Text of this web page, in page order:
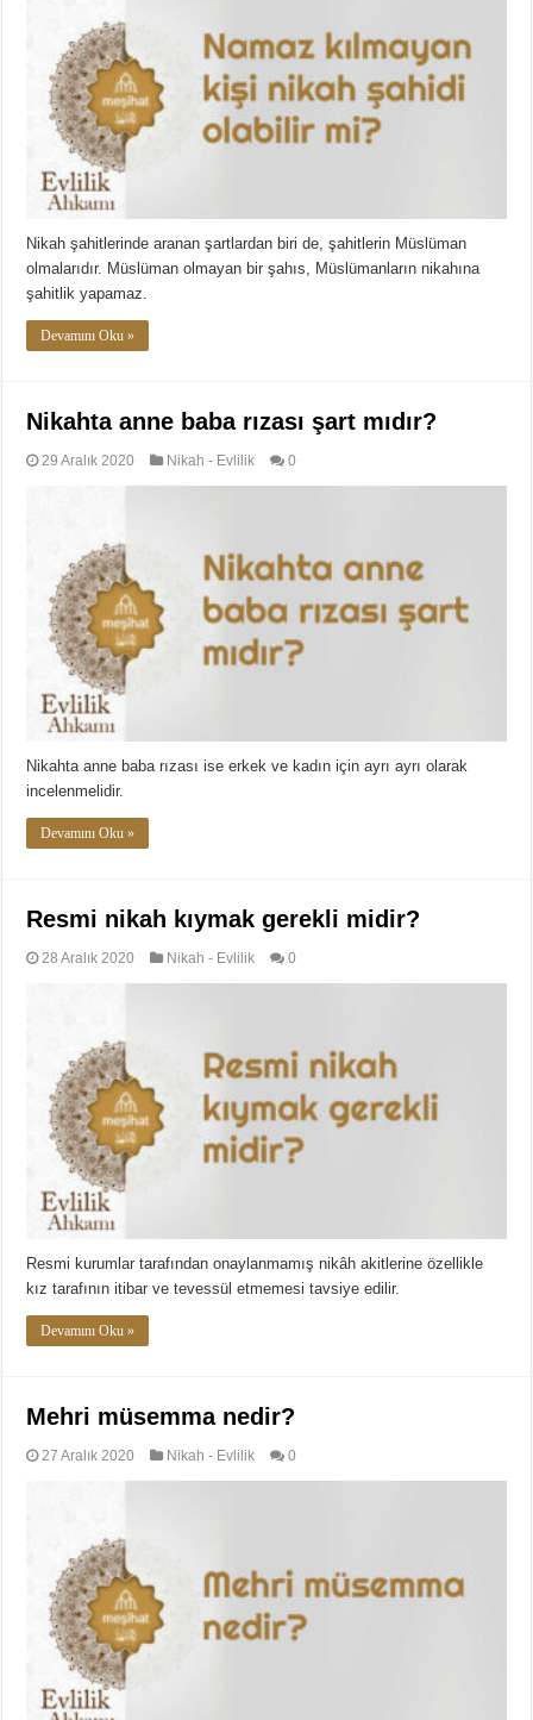
Nikah şahitlerinde aranan şartlardan biri de, şahitlerin Müslüman
olmalarıdır. Müslüman olmayan bir şahıs, Müslümanların nikahına
şahitlik yapamaz.
Devamını Oku »
Nikahta anne baba rızası şart mıdır?
29 Aralık 2020 Nikah - Evlilik 0
Nikahta anne baba rızası ise erkek ve kadın için ayrı ayrı olarak
incelenmelidir.
Devamını Oku »
Resmi nikah kıymak gerekli midir?
28 Aralık 2020 Nikah - Evlilik 0
Resmi kurumlar tarafından onaylanmamış nikâh akitlerine özellikle
kız tarafının itibar ve tevessül etmemesi tavsiye edilir.
Devamını Oku »
Mehri müsemma nedir?
27 Aralık 2020 Nikah - Evlilik 0